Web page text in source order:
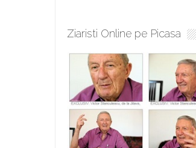
Ziaristi Online pe Picasa